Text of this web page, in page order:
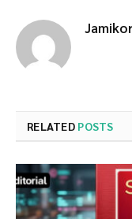
RELATED POSTS